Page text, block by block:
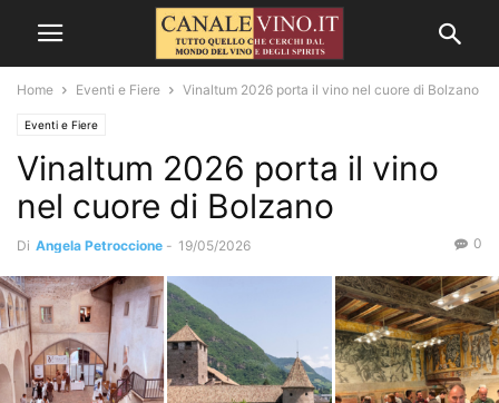
Home Eventi e Fiere Vinaltum 2026 porta il vino nel cuore di Bolzano
Eventi e Fiere
Vinaltum 2026 porta il vino
nel cuore di Bolzano
Di Angela Petroccione - 19/05/2026 0